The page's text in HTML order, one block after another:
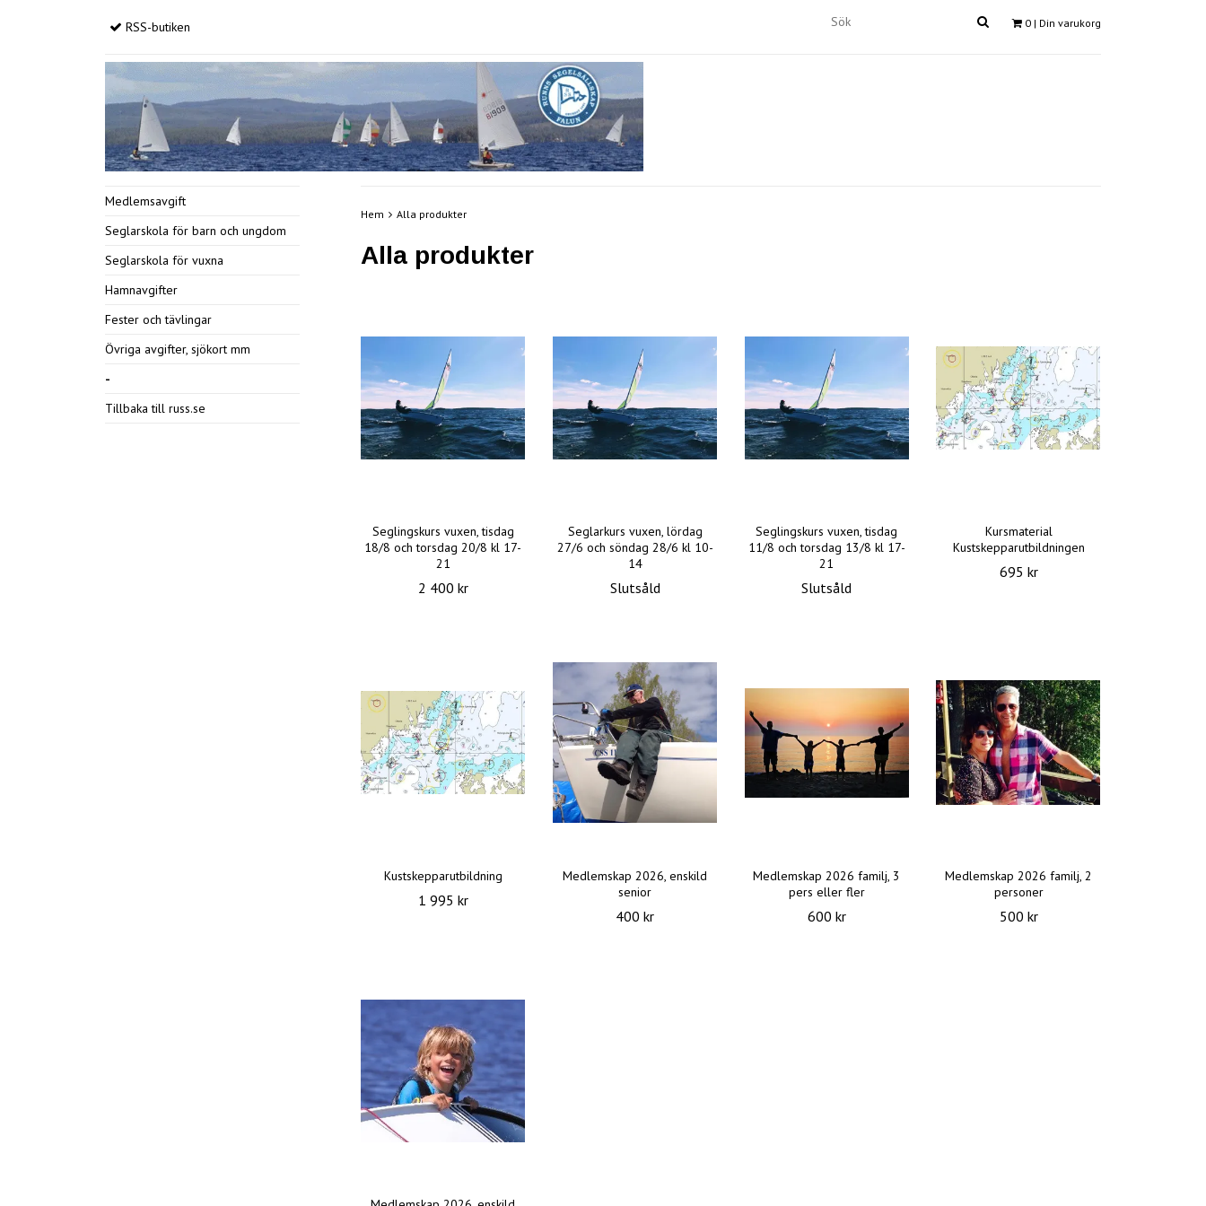
RSS-butiken 0 | Din varukorg
Medlemsavgift
Seglarskola för barn och ungdom
Seglarskola för vuxna
Hamnavgifter
Fester och tävlingar
Övriga avgifter, sjökort mm
-
Tillbaka till russ.se
Hem Alla produkter
Alla produkter
Seglingskurs vuxen, tisdag
18/8 och torsdag 20/8 kl 17-
21
2 400 kr
Seglarkurs vuxen, lördag
27/6 och söndag 28/6 kl 10-
14
Slutsåld
Seglingskurs vuxen, tisdag
11/8 och torsdag 13/8 kl 17-
21
Slutsåld
Kursmaterial
Kustskepparutbildningen
695 kr
Kustskepparutbildning
1 995 kr
Medlemskap 2026, enskild
senior
400 kr
Medlemskap 2026 familj, 3
pers eller fler
600 kr
Medlemskap 2026 familj, 2
personer
500 kr